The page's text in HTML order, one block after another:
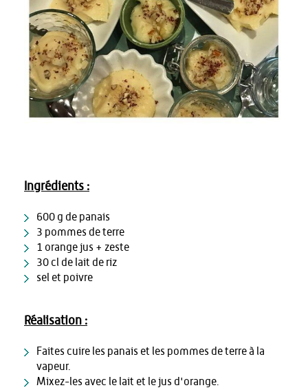
Ingrédients :
600 g de panais
3 pommes de terre
1 orange jus + zeste
30 cl de lait de riz
sel et poivre
Réalisation :
Faites cuire les panais et les pommes de terre à la
vapeur.
Mixez-les avec le lait et le jus d'orange.